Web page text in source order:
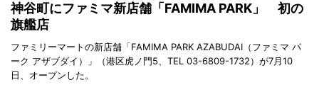
神谷町にファミマ新店舗「FAMIMA PARK」 初の
旗艦店
ファミリーマートの新店舗「FAMIMA PARK AZABUDAI（ファミマ パ
ーク アザブダイ）」（港区虎ノ門5、TEL 03-6809-1732）が7月10
日、オープンした。